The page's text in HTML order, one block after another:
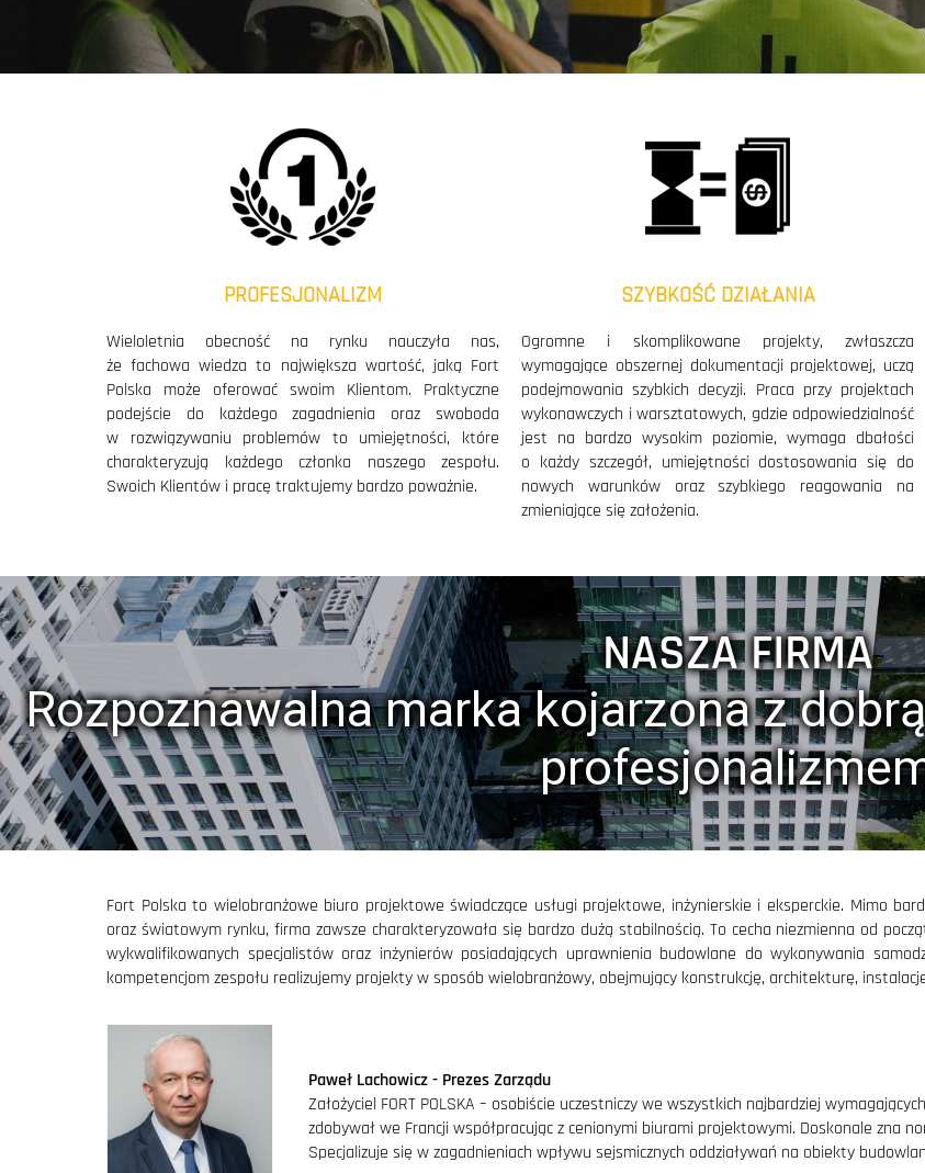
i stalowej wykonano w środowisku 3d, wymiana informacji z pozostałymi uczestnikami
procesu projektowego z wykorzystaniem narzędzi BIM. Projekt konstrukcji stalowej
opracowano w Tekla Structures. Architektura: Projekt Polsko-Belgijska Pracownia
nagroda publiczności w
2018
nagroda w konkursie BIM d'Or Awards 2018 dla wielobranżowego projektu
realizowanego wspólnie z Vinci, poszerzenie portfolio projektowego o kolejny projekt
realizowany w pełnym BIMie (Skanska) wzbogacenie usług o studium wykonalności
inwestycji budowlanych, przeprowadzanie procedur formalno-administracyjnych
2017
wielobranżowe
2016
nagroda specjalna w konkursie Construsoft BIM Awards 2016 za model Blicken
Haningeterrassen w Sztokholmie; utrzymanie zaufania i poziomu oferowanych usług
w zakresie projektów wykonawczych i warsztatowych konstrukcji w sektorze
budownictwa energetycznego
2015
I miejsce w konkursie Tekla Global BIM Awards 2014 za model Wielofunkcyjnej Sali
Koncertowej w Toruniu (Centrum Kulturalno-Kongresowe Jordanki); wdrożenie
w pracowni projektowej parametrycznego modelowania konstrukcji żelbetowych
w przestrzeni trójwymiarowej oraz tworzenia precyzyjnych modeli konstrukcji
2013
poszerzenie zakresu
skomplikowanych
w Polsce oraz za granicą
2012
pierwszy projekt warsztatowy konstrukcji stalowej przy użyciu modelu 3D (konstrukcja
zadaszenia Filharmonii im. Mieczysława Karłowicza w Szczecinie) i nagroda specjalna
Tekla Poland BIM Awards 2012 za ten projekt
wdrożenie w pracowni
w przestrzeni
szczegółowe informacje
2010
w projektowaniu konstrukcji w coraz trudniejszych warunkach geotechnicznych oraz
dynamiczna
budynku Ministerstwa
w Aszchabadzie;
PROFESJONALIZM
Wieloletnia obecność na rynku nauczyła nas,
że fachowa wiedza to największa wartość, jaką Fort
Polska może oferować swoim Klientom. Praktyczne
podejście do każdego zagadnienia oraz swoboda
w rozwiązywaniu problemów to umiejętności, które
charakteryzują każdego członka naszego zespołu.
Swoich Klientów i pracę traktujemy bardzo poważnie.
SZYBKOŚĆ DZIAŁANIA
Ogromne i skomplikowane projekty, zwłaszcza
wymagające obszernej dokumentacji projektowej, uczą
podejmowania szybkich decyzji. Praca przy projektach
wykonawczych i warsztatowych, gdzie odpowiedzialność
jest na bardzo wysokim poziomie, wymaga dbałości
o każdy szczegół, umiejętności dostosowania się do
nowych warunków oraz szybkiego reagowania na
zmieniające się założenia.
NASZA FIRMA
Rozpoznawalna marka kojarzona z
Fort Polska to wielobranżowe biuro projektowe świadczące usługi projektowe, inżynierskie i eksperckie. Mimo
oraz światowym rynku, firma zawsze charakteryzowała się bardzo dużą stabilnością. To cecha niezmienna od
wykwalifikowanych specjalistów oraz inżynierów posiadających uprawnienia budowlane do wykonywania
kompetencjom zespołu realizujemy projekty w sposób wielobranżowy, obejmujący konstrukcję, architekturę,
Paweł Lachowicz - Prezes Zarządu
Założyciel FORT POLSKA – osobiście uczestniczy we wszystkich najbardziej
zdobywał we Francji współpracując z cenionymi biurami projektowymi. Doskonale zna
Specjalizuje się w zagadnieniach wpływu sejsmicznych oddziaływań na obiekty